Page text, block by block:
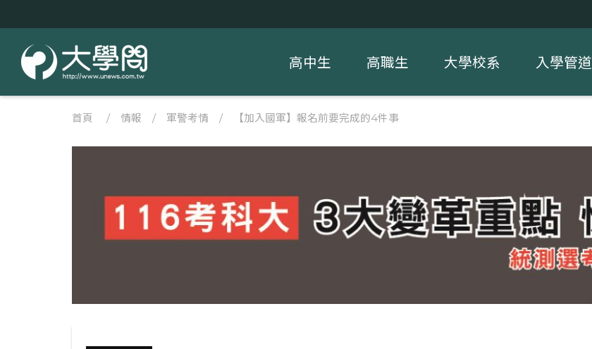
高中生 高職生 大學校系 入學管道
首頁 / 情報 / 軍警考情 / 【加入國軍】報名前要完成的4件事